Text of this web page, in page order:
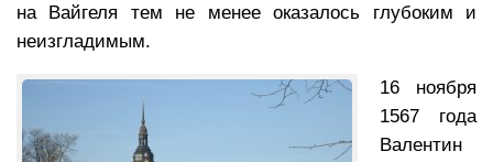
на Вайгеля тем не менее оказалось глубоким и
неизгладимым.
16 ноября
1567 года
Валентин